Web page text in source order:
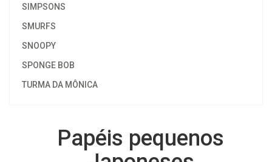
SIMPSONS
SMURFS
SNOOPY
SPONGE BOB
TURMA DA MÔNICA
Papéis pequenos